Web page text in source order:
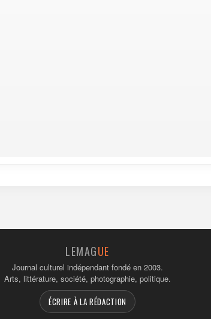
LEMAGUE
Journal culturel indépendant fondé en 2003.
Arts, littérature, société, photographie, politique.
ÉCRIRE À LA RÉDACTION